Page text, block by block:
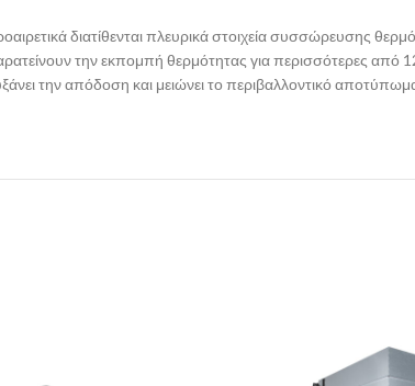
διατίθενται πλευρικά στοιχεία συσσώρευσης
την εκπομπή θερμότητας για περισσότερες
την απόδοση και μειώνει το περιβαλλοντικό